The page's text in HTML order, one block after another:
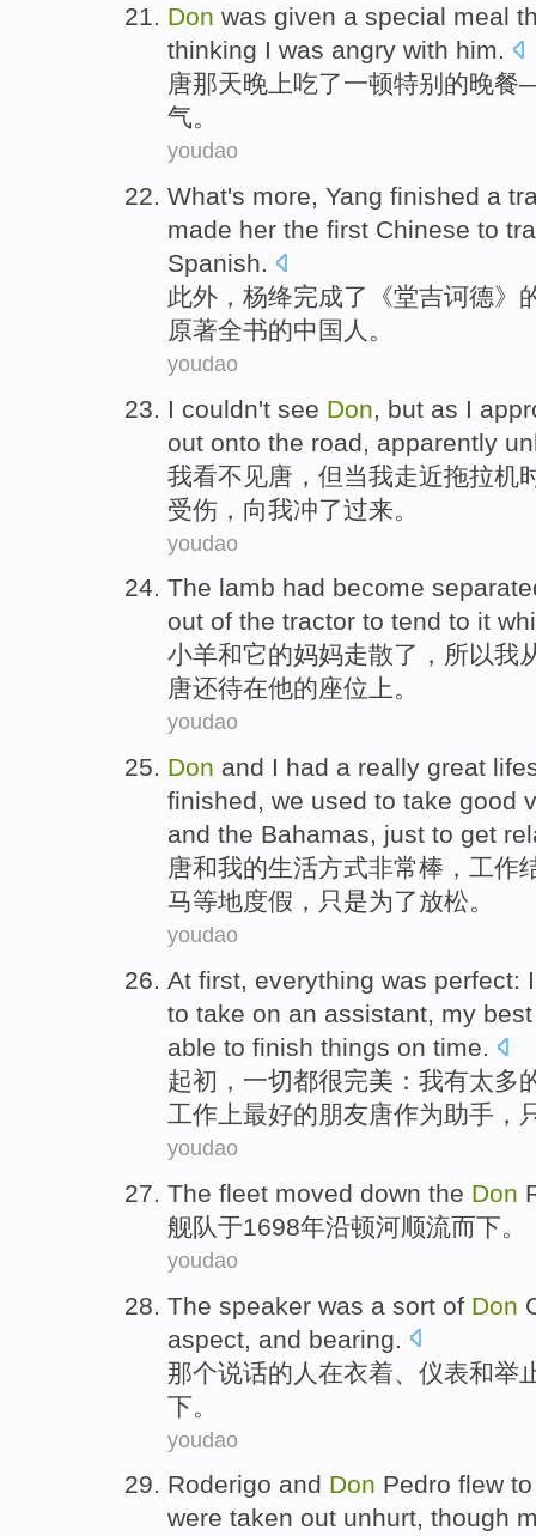
Don was given a special meal
thinking I was angry with him.
唐那天晚上吃了一顿特别的晚
气。
youdao
What's more, Yang finished a
made her the first Chinese to
Spanish.
此外，杨绛完成了《堂吉诃德》
原著全书的中国人。
youdao
I couldn't see Don , but as I
out onto the road, apparently
我看不见唐，但当我走近拖拉机
受伤，向我冲了过来。
youdao
The lamb had become
out of the tractor to tend to it
小羊和它的妈妈走散了，所以我
唐还待在他的座位上。
youdao
Don and I had a really great
finished, we used to take good
and the Bahamas, just to get
唐和我的生活方式非常棒，工作
马等地度假，只是为了放松。
youdao
At first, everything was perfect:
to take on an assistant, my
able to finish things on time.
起初，一切都很完美：我有太多
工作上最好的朋友唐作为助手，
youdao
The fleet moved down the Don
舰队于1698年沿顿河顺流而下。
youdao
The speaker was a sort of Don
aspect and bearing
那个说话的人 在衣着、仪表和举
下。
youdao
Roderigo and Don Pedro flew
were taken out unhurt, though